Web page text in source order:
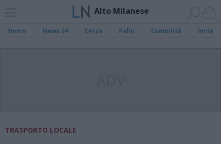
Alto Milanese
Home News 24 Cerca Palio Comunità Invia
TRASPORTO LOCALE